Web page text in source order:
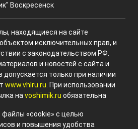
Воскресенск
находящиеся на сайте
исключительных прав, и
с законодательством РФ.
и новостей с сайта и
допускается только при наличии
www.vhlru.ru . При использовании
на voshimik.ru обязательна
файлы «cookie» с целью
и повышения удобства